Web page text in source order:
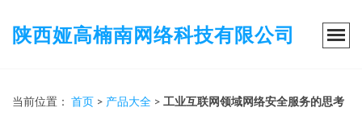
陕西娅高楠南网络科技有限公司
当前位置： 首页 > 产品大全 > 工业互联网领域网络安全服务的思考